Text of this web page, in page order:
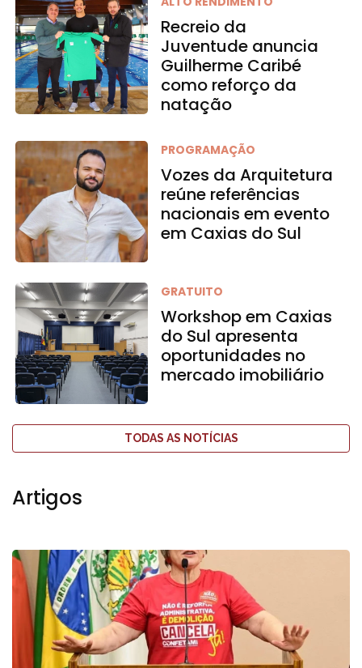
Recreio da
Juventude anuncia
Guilherme Caribé
como reforço da
natação
PROGRAMAÇÃO
Vozes da Arquitetura
reúne referências
nacionais em evento
em Caxias do Sul
GRATUITO
Workshop em Caxias
do Sul apresenta
oportunidades no
mercado imobiliário
TODAS AS NOTÍCIAS
Artigos